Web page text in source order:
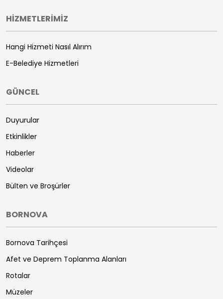
HİZMETLERİMİZ
Hangi Hizmeti Nasıl Alırım
E-Belediye Hizmetleri
GÜNCEL
Duyurular
Etkinlikler
Haberler
Videolar
Bülten ve Broşürler
BORNOVA
Bornova Tarihçesi
Afet ve Deprem Toplanma Alanları
Rotalar
Müzeler